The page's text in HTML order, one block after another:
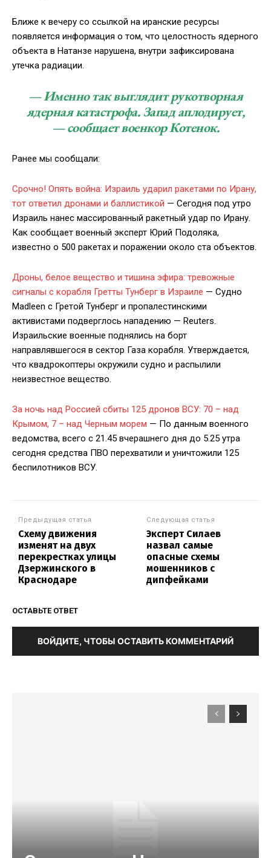
Ближе к вечеру со ссылкой на иранские ресурсы
появляется информация о том, что целостность ядерного
объекта в Натанзе нарушена, внутри зафиксирована
утечка радиации.
— Именно так выглядит рукотворная
ядерная катастрофа. Запад аплодирует,
— сообщает военкор Котенок.
Ранее мы сообщали:
Срочно! Опять война: Израиль ударил ракетами по Ирану,
тот ответил дронами и баллистикой — Сегодня под утро
Израиль нанес массированный ракетный удар по Ирану.
Как сообщает военный эксперт Юрий Подоляка,
известно о 500 ракетах и поражении около ста объектов.
Дроны, белое вещество и тишина эфира: тревожные
сигналы с корабля Гретты Тунберг в Израиле — Судно
Madleen с Гретой Тунберг и пропалестинскими
активистами подверглось нападению — Reuters.
Израильские военные поднялись на борт
направлявшегося в сектор Газа корабля. Утверждается,
что квадрокоптеры окружили судно и распылили
неизвестное вещество.
За ночь над Россией сбиты 125 дронов ВСУ: 70 – над
Крымом, 7 – над Черным морем — По данным военного
ведомства, всего с 21.45 вчерашнего дня до 5.25 утра
сегодня средства ПВО перехватили и уничтожили 125
беспилотников ВСУ.
Предыдущая статья
Схему движения
изменят на двух
перекрестках улицы
Дзержинского в
Краснодаре
Следующая статья
Эксперт Силаев
назвал самые
опасные схемы
мошенников с
дипфейками
ОСТАВЬТЕ ОТВЕТ
ВОЙДИТЕ, ЧТОБЫ ОСТАВИТЬ КОММЕНТАРИЙ